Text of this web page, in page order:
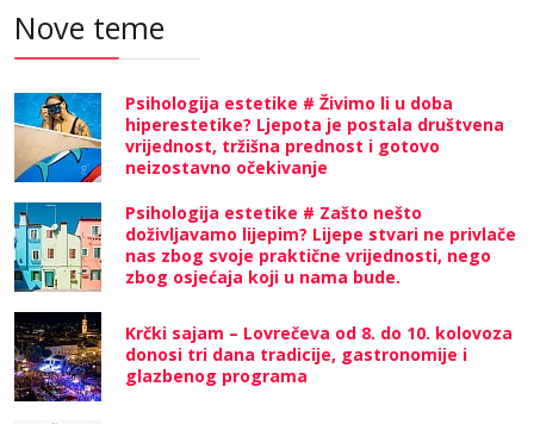
Nove teme
Psihologija estetike # Živimo li u doba
hiperestetike? Ljepota je postala društvena
vrijednost, tržišna prednost i gotovo
neizostavno očekivanje
Psihologija estetike # Zašto nešto
doživljavamo lijepim? Lijepe stvari ne privlače
nas zbog svoje praktične vrijednosti, nego
zbog osjećaja koji u nama bude.
Krčki sajam – Lovrečeva od 8. do 10. kolovoza
donosi tri dana tradicije, gastronomije i
glazbenog programa